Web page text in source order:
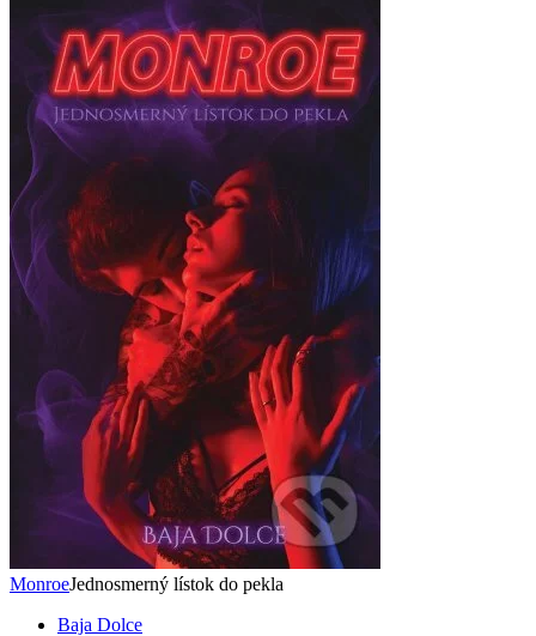
MonroeJednosmerný lístok do pekla
Baja Dolce